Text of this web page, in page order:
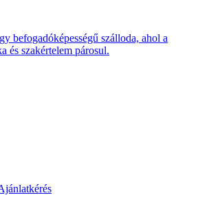
befogadóképességű szálloda, ahol a
és szakértelem párosul.